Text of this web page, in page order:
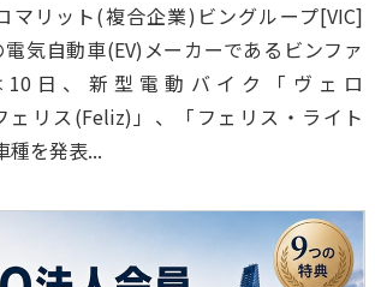
マリット(複合企業)ビングループ[VIC]
気自動車(EV)メーカーであるビンファ
10日、新型電動バイク「ヴェロ
ェリス(Feliz)」、「フェリス・ライト
を発表...